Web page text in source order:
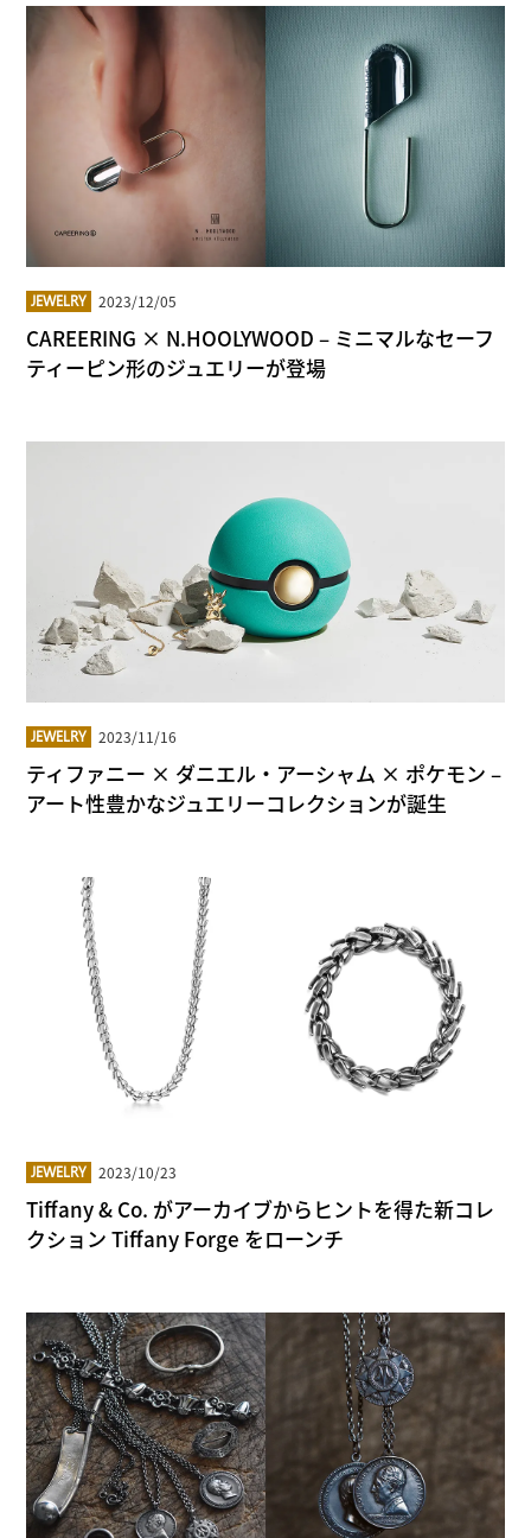
JEWELRY 2023/12/05
CAREERING × N.HOOLYWOOD – ミニマルなセーフ
ティーピン形のジュエリーが登場
JEWELRY 2023/11/16
ティファニー × ダニエル・アーシャム × ポケモン –
アート性豊かなジュエリーコレクションが誕生
JEWELRY 2023/10/23
Tiffany & Co. がアーカイブからヒントを得た新コレ
クション Tiffany Forge をローンチ